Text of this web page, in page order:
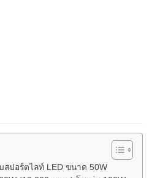
สปอร์ตไลท์ LED ขนาด 50W